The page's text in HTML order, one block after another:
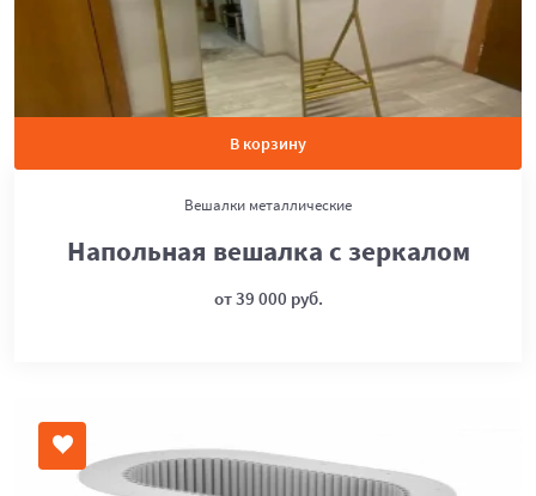
В корзину
Вешалки металлические
Напольная вешалка с зеркалом
от 39 000 руб.